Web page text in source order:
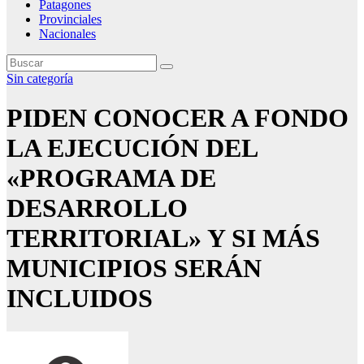
Patagones
Provinciales
Nacionales
Sin categoría
PIDEN CONOCER A FONDO
LA EJECUCIÓN DEL
«PROGRAMA DE
DESARROLLO
TERRITORIAL» Y SI MÁS
MUNICIPIOS SERÁN
INCLUIDOS